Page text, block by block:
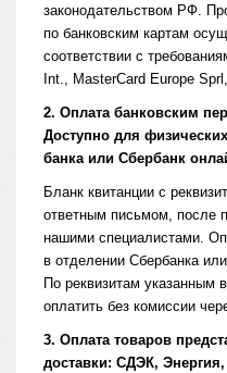
законодательством РФ.
по банковским картам
соответствии с
Int., MasterCard Europe
2. Оплата банковским
Доступно для
банка или Сбербанк
Бланк квитанции с
ответным письмом, после
нашими специалистами.
в отделении Сбербанка
По реквизитам указанным
оплатить без комиссии
3. Оплата товаров
доставки: СДЭК,